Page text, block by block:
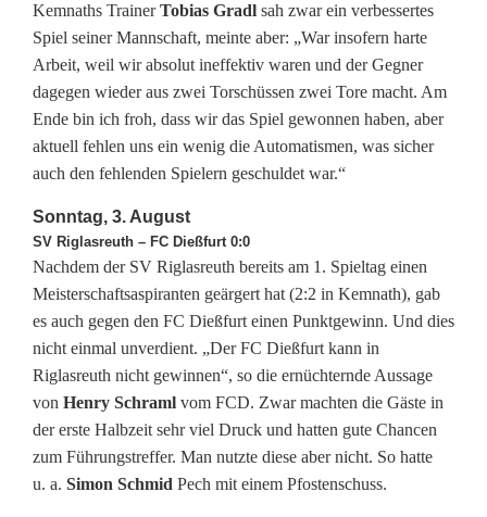
r
e
Ü
b
e
r
r
a
s
c
h
u
Kemnaths TrainerTobias Gradl sah zwar ein verbessertes
Spiel seiner Mannschaft, meinte aber: „War insofern harte
Arbeit, weil wir absolut ineffektiv waren und der Gegner
dagegen wieder aus zwei Torschüssen zwei Tore macht. Am
Ende bin ich froh, dass wir das Spiel gewonnen haben, aber
aktuell fehlen uns ein wenig die Automatismen, was sicher
auch den fehlenden Spielern geschuldet war.“
Sonntag, 3. August
SV Riglasreuth – FC Dießfurt 0:0
Nachdem der SV Riglasreuth bereits am 1. Spieltag einen
Meisterschaftsaspiranten geärgert hat (2:2 in Kemnath), gab
es auch gegen den FC Dießfurt einen Punktgewinn. Und dies
nicht einmal unverdient. „Der FC Dießfurt kann in
Riglasreuth nicht gewinnen“, so die ernüchternde Aussage
von Henry Schraml vom FCD. Zwar machten die Gäste in
der erste Halbzeit sehr viel Druck und hatten gute Chancen
zum Führungstreffer. Man nutzte diese aber nicht. So hatte
u. a. Simon Schmid Pech mit einem Pfostenschuss.